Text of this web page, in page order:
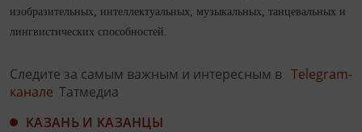
изобразительных, интеллектуальных, музыкальных, танцевальных и
лингвистических способностей.
Следите за самым важным и интересным в Telegram-
канале Татмедиа
КАЗАНЬ И КАЗАНЦЫ